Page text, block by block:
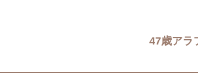
47歳アラ